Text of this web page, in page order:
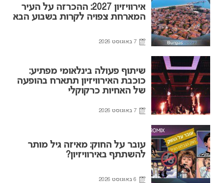
אירוויזיון 2027: ההכרזה על העיר
המארחת צפויה לקרות בשבוע הבא
7 באוגוסט 2026
שיתוף פעולה בינלאומי מפתיע:
כוכבת האירוויזיון תתארח בהופעה
של האחיות כרקוקלי
7 באוגוסט 2026
עובר על החוק: מאיזה גיל מותר
להשתתף באירוויזיון?
6 באוגוסט 2026